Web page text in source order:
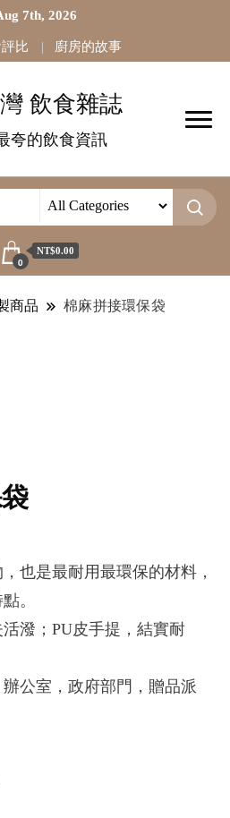
7th, 2026
比 廚房的故事
飲食雜誌
夸的飲食資訊
0
NT$0.00
商品 棉麻拼接環保袋
也是最耐用最環保的材料，
。
潑；PU皮手提，結實耐
公室，政府部門，贈品派